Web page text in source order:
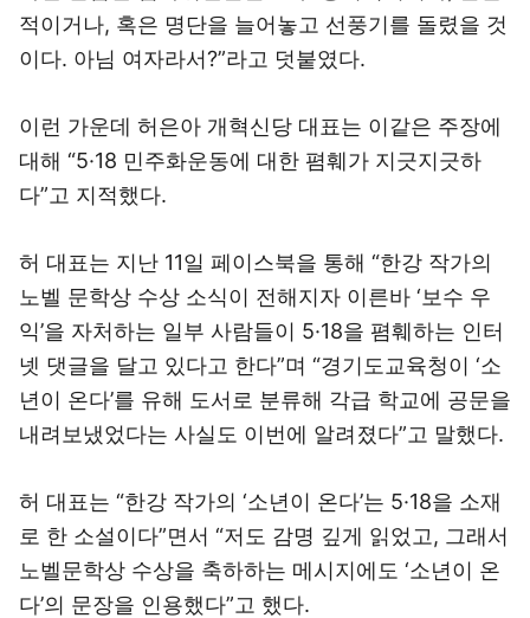
적이거나, 혹은 명단을 늘어놓고 선풍기를 돌렸을 것
이다. 아님 여자라서?”라고 덧붙였다.
이런 가운데 허은아 개혁신당 대표는 이같은 주장에
대해 “5·18 민주화운동에 대한 폄훼가 지긋지긋하
다”고 지적했다.
허 대표는 지난 11일 페이스북을 통해 “한강 작가의
노벨 문학상 수상 소식이 전해지자 이른바 ‘보수 우
익’을 자처하는 일부 사람들이 5·18을 폄훼하는 인터
넷 댓글을 달고 있다고 한다”며 “경기도교육청이 ‘소
년이 온다’를 유해 도서로 분류해 각급 학교에 공문을
내려보냈었다는 사실도 이번에 알려졌다”고 말했다.
허 대표는 “한강 작가의 ‘소년이 온다’는 5·18을 소재
로 한 소설이다”면서 “저도 감명 깊게 읽었고, 그래서
노벨문학상 수상을 축하하는 메시지에도 ‘소년이 온
다’의 문장을 인용했다”고 했다.